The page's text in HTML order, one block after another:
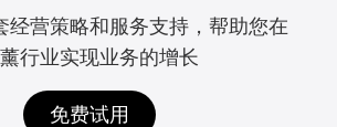
经营策略和服务支持，帮助您在
行业实现业务的增长
免费试用